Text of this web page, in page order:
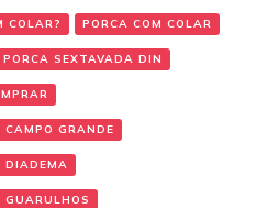
COLAR? PORCA COM COLAR
PORCA SEXTAVADA DIN
GRANDE
DIADEMA